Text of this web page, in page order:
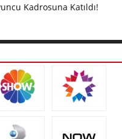
Kadrosuna Katıldı!